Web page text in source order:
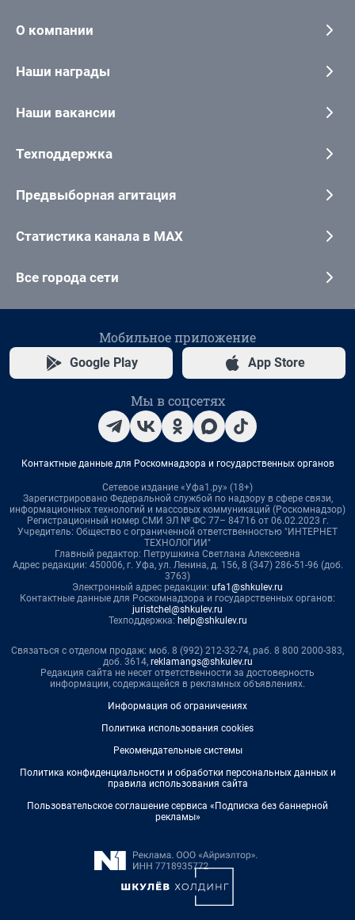
О компании
Наши награды
Наши вакансии
Техподдержка
Предвыборная агитация
Статистика канала в MAX
Все города сети
Мобильное приложение
Google Play App Store
Мы в соцсетях
Контактные данные для Роскомнадзора и государственных органов
Сетевое издание «Уфа1.ру» (18+)
Зарегистрировано Федеральной службой по надзору в сфере связи,
информационных технологий и массовых коммуникаций (Роскомнадзор)
Регистрационный номер СМИ ЭЛ № ФС 77– 84716 от 06.02.2023 г.
Учредитель: Общество с ограниченной ответственностью "ИНТЕРНЕТ
ТЕХНОЛОГИИ"
Главный редактор: Петрушкина Светлана Алексеевна
Адрес редакции: 450006, г. Уфа, ул. Ленина, д. 156, 8 (347) 286-51-96 (доб.
3763)
Электронный адрес редакции: ufa1@shkulev.ru
Контактные данные для Роскомнадзора и государственных органов:
juristchel@shkulev.ru
Техподдержка: help@shkulev.ru
Связаться с отделом продаж: моб. 8 (992) 212-32-74, раб. 8 800 2000-383,
доб. 3614, reklamangs@shkulev.ru
Редакция сайта не несет ответственности за достоверность
информации, содержащейся в рекламных объявлениях.
Информация об ограничениях
Политика использования cookies
Рекомендательные системы
Политика конфиденциальности и обработки персональных данных и
правила использования сайта
Пользовательское соглашение сервиса «Подписка без баннерной
рекламы»